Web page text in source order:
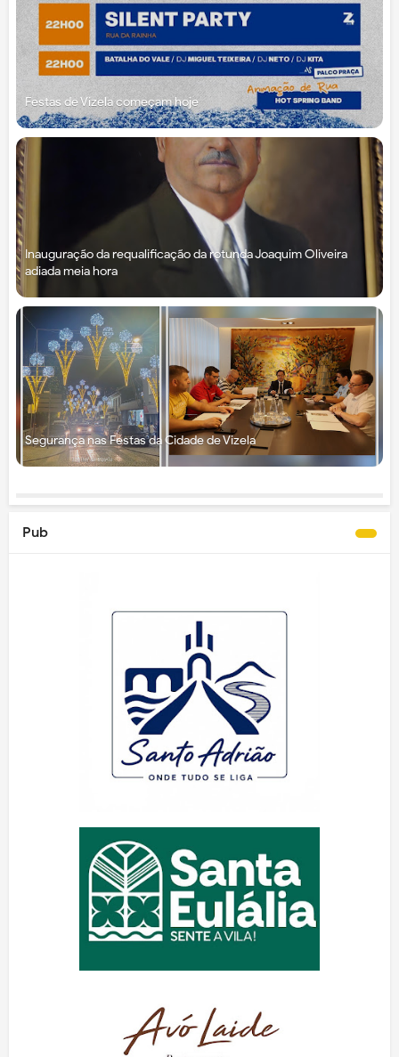
Festas de Vizela começam hoje
Inauguração da requalificação da rotunda Joaquim Oliveira
adiada meia hora
Segurança nas Festas da Cidade de Vizela
Pub